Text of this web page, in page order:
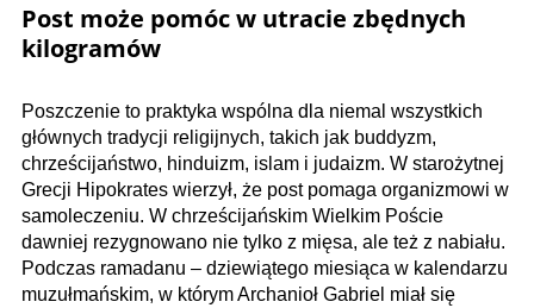
Post może pomóc w utracie zbędnych
kilogramów
Poszczenie to praktyka wspólna dla niemal wszystkich
głównych tradycji religijnych, takich jak buddyzm,
chrześcijaństwo, hinduizm, islam i judaizm. W starożytnej
Grecji Hipokrates wierzył, że post pomaga organizmowi w
samoleczeniu. W chrześcijańskim Wielkim Poście
dawniej rezygnowano nie tylko z mięsa, ale też z nabiału.
Podczas ramadanu – dziewiątego miesiąca w kalendarzu
muzułmańskim, w którym Archanioł Gabriel miał się